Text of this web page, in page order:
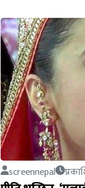
screennepal